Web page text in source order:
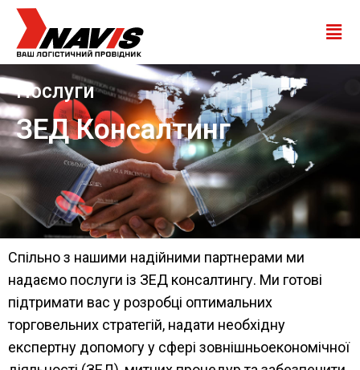
Послуги
ЗЕД Консалтинг
Спільно з нашими надійними партнерами ми
надаємо послуги із ЗЕД консалтингу. Ми готові
підтримати вас у розробці оптимальних
торговельних стратегій, надати необхідну
експертну допомогу у сфері зовнішньоекономічної